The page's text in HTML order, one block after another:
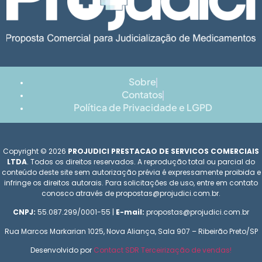
Sobre
Contatos
Política de Privacidade e LGPD
Copyright © 2026 PROJUDICI PRESTACAO DE SERVICOS COMERCIAIS
LTDA. Todos os direitos reservados. A reprodução total ou parcial do
conteúdo deste site sem autorização prévia é expressamente proibida e
infringe os direitos autorais. Para solicitações de uso, entre em contato
conosco através de propostas@projudici.com.br.
CNPJ: 55.087.299/0001-55 | E-mail: propostas@projudici.com.br
Rua Marcos Markarian 1025, Nova Aliança, Sala 907 – Ribeirão Preto/SP
Desenvolvido por Contact SDR Terceirização de vendas!